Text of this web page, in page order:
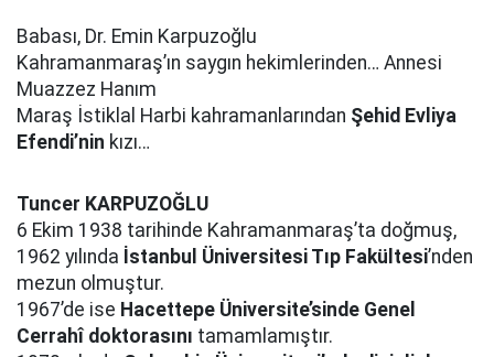
Babası, Dr. Emin Karpuzoğlu
Kahramanmaraş’ın saygın hekimlerinden… Annesi
Muazzez Hanım
Maraş İstiklal Harbi kahramanlarından Şehid Evliya
Efendi’nin kızı…
Tuncer KARPUZOĞLU
6 Ekim 1938 tarihinde Kahramanmaraş’ta doğmuş,
1962 yılında İstanbul Üniversitesi Tıp Fakültesi’nden
mezun olmuştur.
1967’de ise Hacettepe Üniversite’sinde Genel
Cerrahî doktorasını tamamlamıştır.